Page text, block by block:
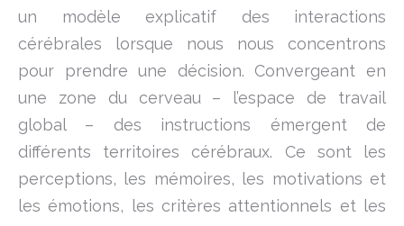
un modèle explicatif des interactions
cérébrales lorsque nous nous concentrons
pour prendre une décision. Convergeant en
une zone du cerveau – l’espace de travail
global – des instructions émergent de
différents territoires cérébraux. Ce sont les
perceptions, les mémoires, les motivations et
les émotions, les critères attentionnels et les